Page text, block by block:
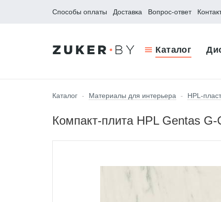
Способы оплаты Доставка Вопрос-ответ
Каталог
Каталог - Материалы для интерьера - HPL-
Компакт-плита HPL Gentas